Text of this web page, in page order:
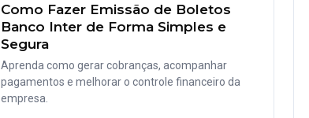
Como Fazer Emissão de Boletos
Banco Inter de Forma Simples e
Segura
Aprenda como gerar cobranças, acompanhar
pagamentos e melhorar o controle financeiro da
empresa.